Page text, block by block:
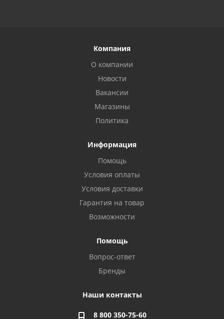
Компания
О компании
Новости
Вакансии
Магазины
Политика
Информация
Помощь
Условия оплаты
Условия доставки
Гарантия на товар
Возможности
Помощь
Вопрос-ответ
Бренды
Наши контакты
8 800 350-75-60